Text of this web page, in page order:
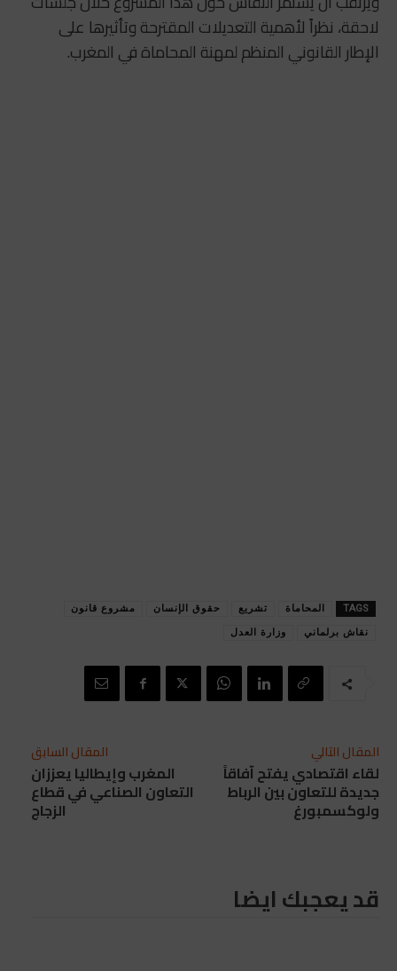
لاحقة، نظراً لأهمية التعديلات المقترحة وتأثيرها على
الإطار القانوني المنظم لمهنة المحاماة في المغرب.
TAGS المحاماة تشريع حقوق الإنسان مشروع قانون
نقاش برلماني وزارة العدل
المقال السابق
المغرب وإيطاليا يعززان
التعاون الصناعي في قطاع
الزجاج
المقال التالي
لقاء اقتصادي يفتح آفاقاً
جديدة للتعاون بين الرباط
ولوكسمبورغ
قد يعجبك ايضا